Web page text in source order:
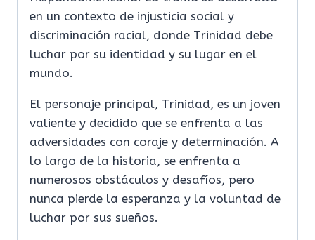
en un contexto de injusticia social y
discriminación racial, donde Trinidad debe
luchar por su identidad y su lugar en el
mundo.
El personaje principal, Trinidad, es un joven
valiente y decidido que se enfrenta a las
adversidades con coraje y determinación. A
lo largo de la historia, se enfrenta a
numerosos obstáculos y desafíos, pero
nunca pierde la esperanza y la voluntad de
luchar por sus sueños.